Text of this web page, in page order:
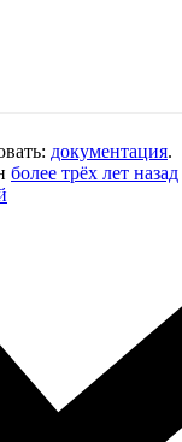
документация.
более трёх лет назад